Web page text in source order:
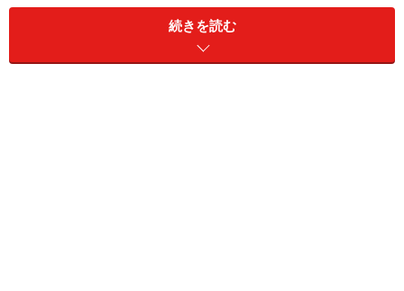
この不公平、なんとか変えられないものでしょうか。マ
ネーハック的には「発想の転換」が必要だと思います。
そこで「2つの策」をご紹介しましょう。
続きを読む